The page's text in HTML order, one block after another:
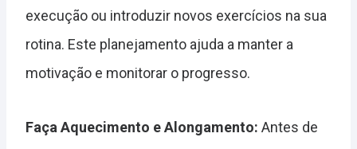
execução ou introduzir novos exercícios na sua
rotina. Este planejamento ajuda a manter a
motivação e monitorar o progresso.
Faça Aquecimento e Alongamento: Antes de